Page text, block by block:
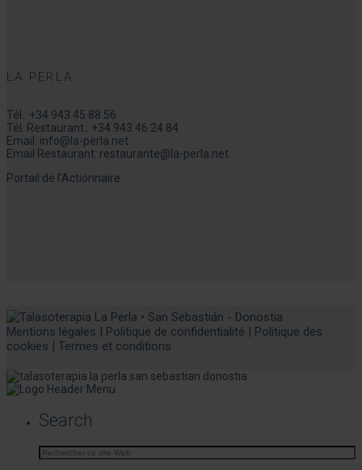
LA PERLA
Tél.: +34 943 45 88 56
Tél. Restaurant.: +34 943 46 24 84
Email: info@la-perla.net
Email Restaurant: restaurante@la-perla.net
Portail de l’Actionnaire
Mentions légales | Politique de confidentialité | Politique des
cookies | Termes et conditions
Search